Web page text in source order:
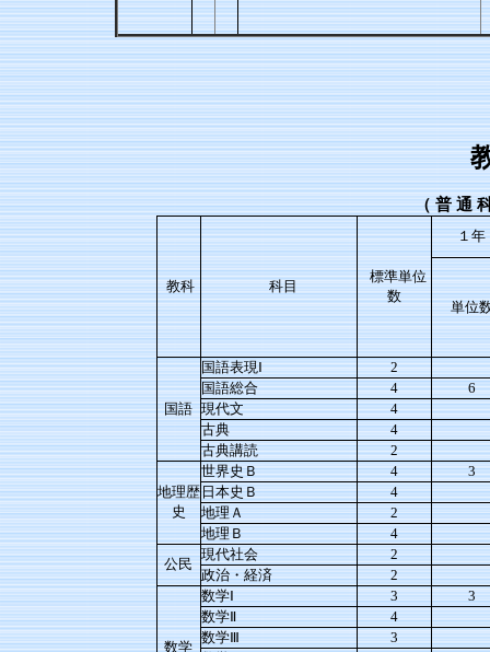
（ 普 通
教科 科目
標準単位
数
１年
単位
国語
国語表現Ⅰ
2
国語総合
4
6
現代文
4
古典
4
古典講読
2
地理歴
史
世界史Ｂ 4
3
日本史Ｂ
4
地理Ａ
2
地理Ｂ
4
公民
現代社会
2
政治・経済
2
数学
数学Ⅰ 3
3
数学Ⅱ
4
数学Ⅲ
3